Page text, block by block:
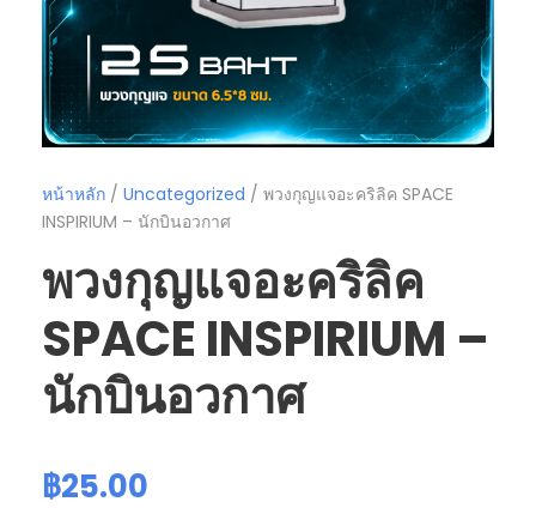
หน้าหลัก / Uncategorized / พวงกุญแจอะคริลิค SPACE
INSPIRIUM – นักบินอวกาศ
พวงกุญแจอะคริลิค
SPACE INSPIRIUM –
นักบินอวกาศ
฿25.00